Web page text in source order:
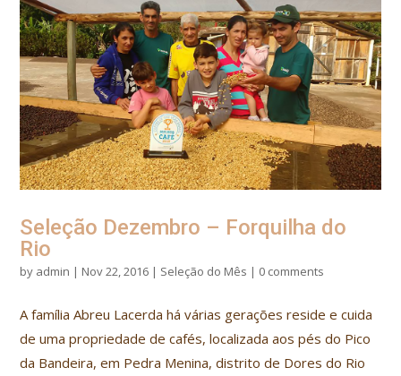
Seleção Dezembro – Forquilha do
Rio
by admin | Nov 22, 2016 | Seleção do Mês | 0 comments
A família Abreu Lacerda há várias gerações reside e cuida
de uma propriedade de cafés, localizada aos pés do Pico
da Bandeira, em Pedra Menina, distrito de Dores do Rio